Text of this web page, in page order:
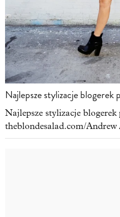
Najlepsze stylizacje blogerek
Najlepsze stylizacje
theblondesalad.com/